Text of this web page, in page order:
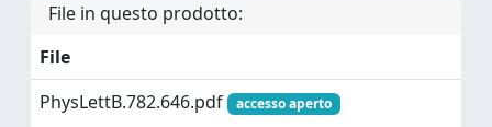
File in questo prodotto:
File
PhysLettB.782.646.pdf
accesso aperto